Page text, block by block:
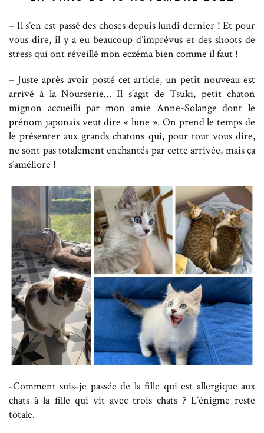
– Il s’en est passé des choses depuis lundi dernier ! Et pour
vous dire, il y a eu beaucoup d’imprévus et des shoots de
stress qui ont réveillé mon eczéma bien comme il faut !
– Juste après avoir posté cet article, un petit nouveau est
arrivé à la Nourserie… Il s’agit de Tsuki, petit chaton
mignon accueilli par mon amie Anne-Solange dont le
prénom japonais veut dire « lune ». On prend le temps de
le présenter aux grands chatons qui, pour tout vous dire,
ne sont pas totalement enchantés par cette arrivée, mais ça
s’améliore !
-Comment suis-je passée de la fille qui est allergique aux
chats à la fille qui vit avec trois chats ? L’énigme reste
totale.